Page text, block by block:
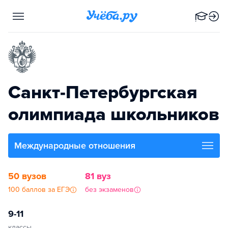
Санкт-Петербургская
олимпиада школьников
Международные отношения
50 вузов
100 баллов за ЕГЭ
81 вуз
без экзаменов
9-11